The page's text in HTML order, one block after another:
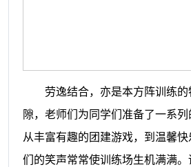
劳逸结合，亦是本方阵训练
隙，老师们为同学们准备了一系列
从丰富有趣的团建游戏，到温馨
们的笑声常常使训练场生机满满。